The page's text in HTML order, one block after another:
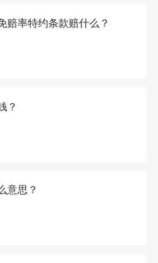
赔率特约条款赔什么？
？
意思？